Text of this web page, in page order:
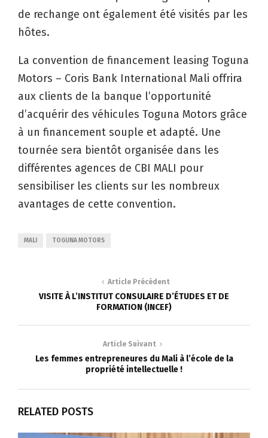
de rechange ont également été visités par les
hôtes.
La convention de financement leasing Toguna
Motors – Coris Bank International Mali offrira
aux clients de la banque l’opportunité
d’acquérir des véhicules Toguna Motors grâce
à un financement souple et adapté. Une
tournée sera bientôt organisée dans les
différentes agences de CBI MALI pour
sensibiliser les clients sur les nombreux
avantages de cette convention.
MALI TOGUNA MOTORS
Article Précédent
VISITE À L’INSTITUT CONSULAIRE D’ÉTUDES ET DE
FORMATION (INCEF)
Article Suivant
Les femmes entrepreneures du Mali à l’école de la
propriété intellectuelle !
RELATED POSTS